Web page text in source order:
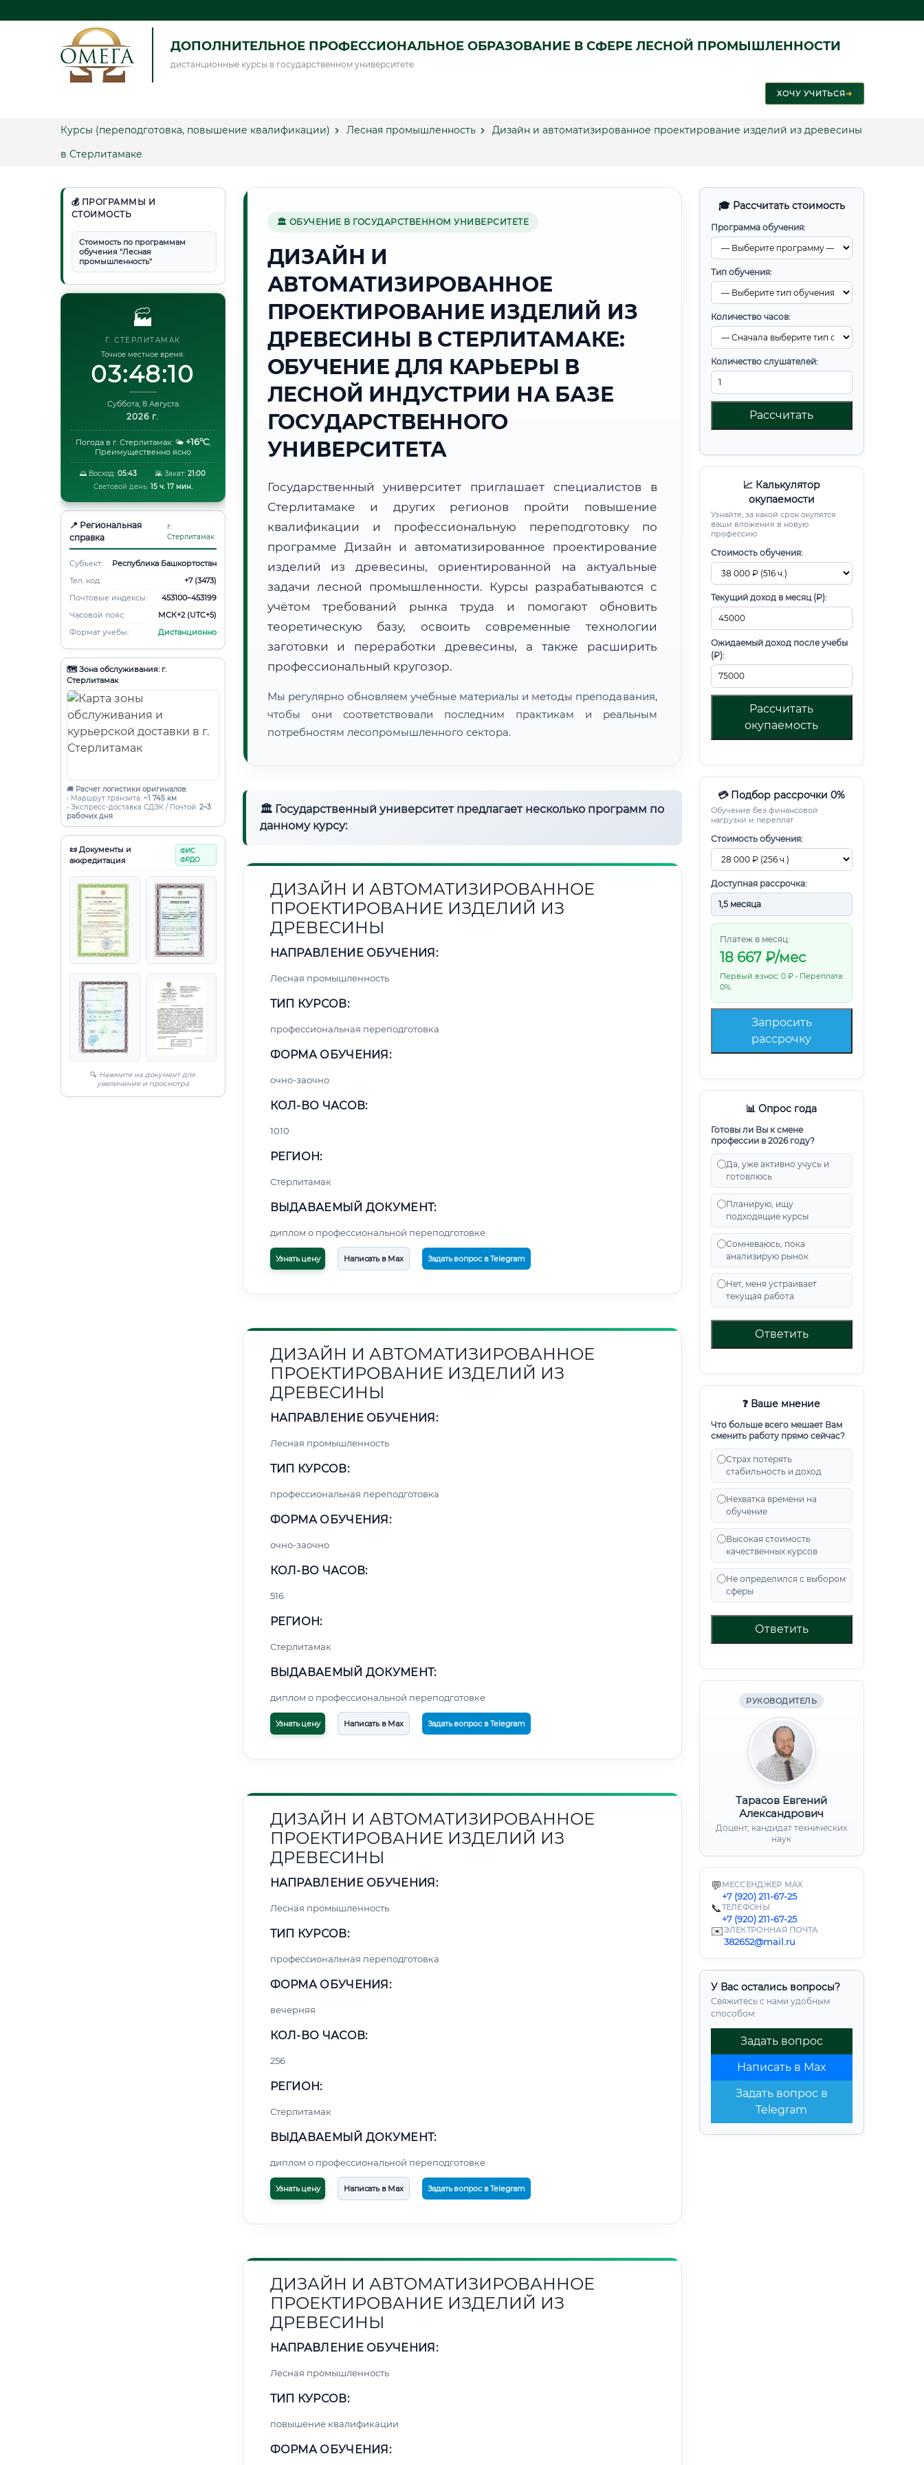
ДОПОЛНИТЕЛЬНОЕ ПРОФЕССИОНАЛЬНОЕ ОБРАЗОВАНИЕ В СФЕРЕ ЛЕСНОЙ ПРОМЫШЛЕННОСТИ
дистанционные курсы в государственном университете
ХОЧУ УЧИТЬСЯ➜
Курсы (переподготовка, повышение квалификации) Лесная промышленность
Дизайн и автоматизированное проектирование изделий из древесины
в Стерлитамаке
💰 ПРОГРАММЫ И
СТОИМОСТЬ
Стоимость по программам
обучения "Лесная
промышленность"
🏭
Г. СТЕРЛИТАМАК
Точное местное время:
03:48:11
Суббота, 8 Августа
2026 г.
Погода в г. Стерлитамак: 🌤️ +16°C,
Преимущественно ясно
🌅 Восход: 05:43 🌇 Закат: 21:00
Световой день: 15 ч. 17 мин.
📍 Региональная
справка
г.
Стерлитамак
Субъект:
Республика Башкортостан
Тел. код:
+7 (3473)
Почтовые индексы:
453100–453199
Часовой пояс:
МСК+2 (UTC+5)
Формат учебы:
Дистанционно
🗺️ Зона обслуживания: г.
Стерлитамак
🚚 Расчет логистики оригиналов:
• Маршрут транзита: ~1 745 км
• Экспресс-доставка СДЭК / Почтой: 2–3
рабочих дня
📜 Документы и
аккредитация
ФИС
ФРДО
🔍 Нажмите на документ для
увеличения и просмотра
🎓 Рассчитать стоимость
Программа обучения:
Тип обучения:
Количество часов:
Количество слушателей:
Рассчитать
📈 Калькулятор
окупаемости
Узнайте, за какой срок окупятся
ваши вложения в новую
профессию
Стоимость обучения:
Текущий доход в месяц (₽):
Ожидаемый доход после учебы
(₽):
Рассчитать
окупаемость
💳 Подбор рассрочки 0%
Обучение без финансовой
нагрузки и переплат
Стоимость обучения:
Доступная рассрочка:
Платеж в месяц:
18 667₽/мес
Первый взнос: 0 ₽ • Переплата:
0%
Запросить
рассрочку
📊 Опрос года
Готовы ли Вы к смене
профессии в 2026 году?
Да, уже активно учусь и
готовлюсь
Планирую, ищу
подходящие курсы
Сомневаюсь, пока
анализирую рынок
Нет, меня устраивает
текущая работа
Ответить
❓ Ваше мнение
Что больше всего мешает Вам
сменить работу прямо сейчас?
Страх потерять
стабильность и доход
Нехватка времени на
обучение
Высокая стоимость
качественных курсов
Не определился с выбором
сферы
Ответить
РУКОВОДИТЕЛЬ
Тарасов Евгений
Александрович
Доцент, кандидат технических
наук
💬 МЕССЕНДЖЕР MAX
+7 (920) 211-67-25
📞ТЕЛЕФОНЫ
+7 (920) 211-67-25
✉️ЭЛЕКТРОННАЯ ПОЧТА
382652@mail.ru
У Вас остались вопросы?
Свяжитесь с нами удобным
способом:
Задать вопрос
Написать в Max
Задать вопрос в
Telegram
🏛 ОБУЧЕНИЕ В ГОСУДАРСТВЕННОМ УНИВЕРСИТЕТЕ
ДИЗАЙН И
АВТОМАТИЗИРОВАННОЕ
ПРОЕКТИРОВАНИЕ ИЗДЕЛИЙ ИЗ
ДРЕВЕСИНЫ В СТЕРЛИТАМАКЕ:
ОБУЧЕНИЕ ДЛЯ КАРЬЕРЫ В
ЛЕСНОЙ ИНДУСТРИИ НА БАЗЕ
ГОСУДАРСТВЕННОГО
УНИВЕРСИТЕТА
Государственный университет приглашает специалистов в
Стерлитамаке и других регионов пройти повышение
квалификации и профессиональную переподготовку по
программе Дизайн и автоматизированное проектирование
изделий из древесины, ориентированной на актуальные
задачи лесной промышленности. Курсы разрабатываются с
учётом требований рынка труда и помогают обновить
теоретическую базу, освоить современные технологии
заготовки и переработки древесины, а также расширить
профессиональный кругозор.
Мы регулярно обновляем учебные материалы и методы преподавания,
чтобы они соответствовали последним практикам и реальным
потребностям лесопромышленного сектора.
🏛 Государственный университет предлагает несколько программ по
данному курсу:
ДИЗАЙН И АВТОМАТИЗИРОВАННОЕ
ПРОЕКТИРОВАНИЕ ИЗДЕЛИЙ ИЗ
ДРЕВЕСИНЫ
НАПРАВЛЕНИЕ ОБУЧЕНИЯ:
Лесная промышленность
ТИП КУРСОВ:
профессиональная переподготовка
ФОРМА ОБУЧЕНИЯ:
очно-заочно
КОЛ-ВО ЧАСОВ:
1010
РЕГИОН:
Стерлитамак
ВЫДАВАЕМЫЙ ДОКУМЕНТ:
диплом о профессиональной переподготовке
Узнать цену Написать в Max Задать вопрос в Telegram
ДИЗАЙН И АВТОМАТИЗИРОВАННОЕ
ПРОЕКТИРОВАНИЕ ИЗДЕЛИЙ ИЗ
ДРЕВЕСИНЫ
НАПРАВЛЕНИЕ ОБУЧЕНИЯ:
Лесная промышленность
ТИП КУРСОВ:
профессиональная переподготовка
ФОРМА ОБУЧЕНИЯ:
очно-заочно
КОЛ-ВО ЧАСОВ:
516
РЕГИОН:
Стерлитамак
ВЫДАВАЕМЫЙ ДОКУМЕНТ:
диплом о профессиональной переподготовке
Узнать цену Написать в Max Задать вопрос в Telegram
ДИЗАЙН И АВТОМАТИЗИРОВАННОЕ
ПРОЕКТИРОВАНИЕ ИЗДЕЛИЙ ИЗ
ДРЕВЕСИНЫ
НАПРАВЛЕНИЕ ОБУЧЕНИЯ:
Лесная промышленность
ТИП КУРСОВ:
профессиональная переподготовка
ФОРМА ОБУЧЕНИЯ:
вечерняя
КОЛ-ВО ЧАСОВ:
256
РЕГИОН:
Стерлитамак
ВЫДАВАЕМЫЙ ДОКУМЕНТ:
диплом о профессиональной переподготовке
Узнать цену Написать в Max Задать вопрос в Telegram
ДИЗАЙН И АВТОМАТИЗИРОВАННОЕ
ПРОЕКТИРОВАНИЕ ИЗДЕЛИЙ ИЗ
ДРЕВЕСИНЫ
НАПРАВЛЕНИЕ ОБУЧЕНИЯ:
Лесная промышленность
ТИП КУРСОВ:
повышение квалификации
ФОРМА ОБУЧЕНИЯ: